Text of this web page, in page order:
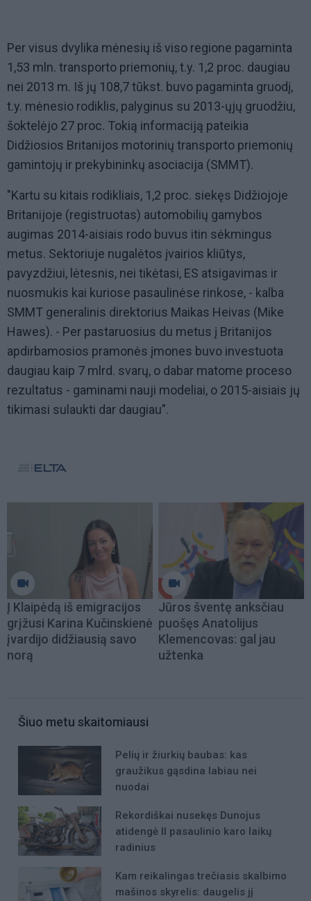
Per visus dvylika mėnesių iš viso regione pagaminta
1,53 mln. transporto priemonių, t.y. 1,2 proc. daugiau
nei 2013 m. Iš jų 108,7 tūkst. buvo pagaminta gruodį,
t.y. mėnesio rodiklis, palyginus su 2013-ųjų gruodžiu,
šoktelėjo 27 proc. Tokią informaciją pateikia
Didžiosios Britanijos motorinių transporto priemonių
gamintojų ir prekybininkų asociacija (SMMT).
"Kartu su kitais rodikliais, 1,2 proc. siekęs Didžiojoje
Britanijoje (registruotas) automobilių gamybos
augimas 2014-aisiais rodo buvus itin sėkmingus
metus. Sektoriuje nugalėtos įvairios kliūtys,
pavyzdžiui, lėtesnis, nei tikėtasi, ES atsigavimas ir
nuosmukis kai kuriose pasaulinėse rinkose, - kalba
SMMT generalinis direktorius Maikas Heivas (Mike
Hawes). - Per pastaruosius du metus į Britanijos
apdirbamosios pramonės įmones buvo investuota
daugiau kaip 7 mlrd. svarų, o dabar matome proceso
rezultatus - gaminami nauji modeliai, o 2015-aisiais jų
tikimasi sulaukti dar daugiau".
Į Klaipėdą iš emigracijos
grįžusi Karina Kučinskienė
įvardijo didžiausią savo
norą
Jūros šventę anksčiau
puošęs Anatolijus
Klemencovas: gal jau
užtenka
Šiuo metu skaitomiausi
Pelių ir žiurkių baubas: kas
graužikus gąsdina labiau nei
nuodai
Rekordiškai nusekęs Dunojus
atidengė II pasaulinio karo laikų
radinius
Kam reikalingas trečiasis skalbimo
mašinos skyrelis: daugelis jį